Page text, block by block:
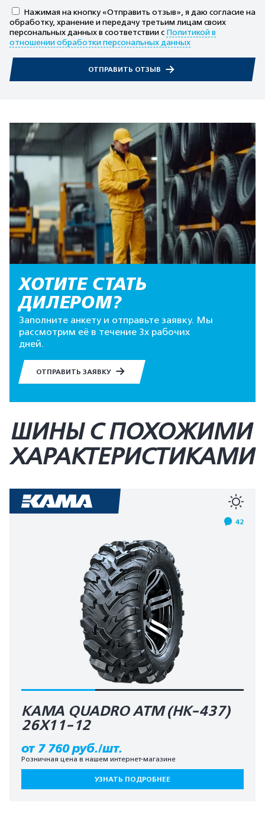
Нажимая на кнопку «Отправить отзыв», я даю согласие на
обработку, хранение и передачу третьим лицам своих
персональных данных в соответствии с Политикой в
отношении обработки персональных данных
ОТПРАВИТЬ ОТЗЫВ
ХОТИТЕ СТАТЬ
ДИЛЕРОМ?
Заполните анкету и отправьте заявку. Мы
рассмотрим её в течение 3х рабочих
дней.
ОТПРАВИТЬ ЗАЯВКУ
ШИНЫ С ПОХОЖИМИ
ХАРАКТЕРИСТИКАМИ
42
КАМА QUADRO ATM (HK-437)
26X11-12
от 7 760 руб./шт.
Розничная цена в нашем интернет-магазине
УЗНАТЬ ПОДРОБНЕЕ